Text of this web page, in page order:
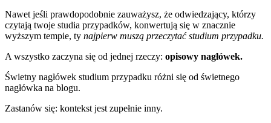
Nawet jeśli prawdopodobnie zauważysz, że odwiedzający, którzy
czytają twoje studia przypadków, konwertują się w znacznie
wyższym tempie, ty najpierw muszą przeczytać studium przypadku.
A wszystko zaczyna się od jednej rzeczy: opisowy nagłówek.
Świetny nagłówek studium przypadku różni się od świetnego
nagłówka na blogu.
Zastanów się: kontekst jest zupełnie inny.